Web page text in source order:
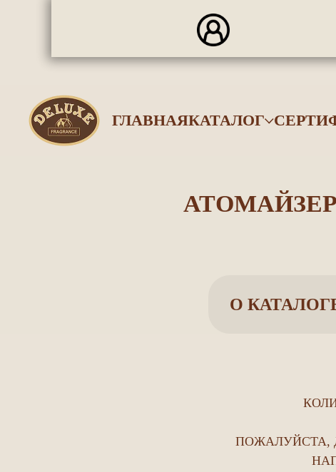
ГЛАВНАЯКАТАЛОГ
О
ПОЖАЛУЙСТА,